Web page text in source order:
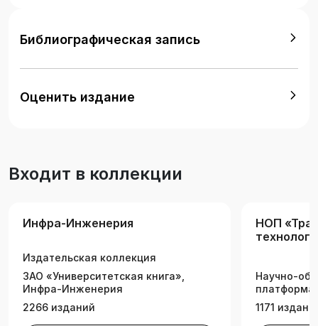
Библиографическая запись
Оценить издание
Входит в коллекции
Инфра-Инженерия
Издательская коллекция
ЗАО «Университетская книга»,
Инфра-Инженерия
2266 изданий
НОП
Научно-
платформа
1171